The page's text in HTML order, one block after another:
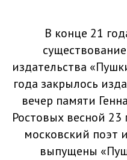
В конце 21
издательства
года закрылось
вечер памяти
Ростовых весной
московский поэт
выпущены